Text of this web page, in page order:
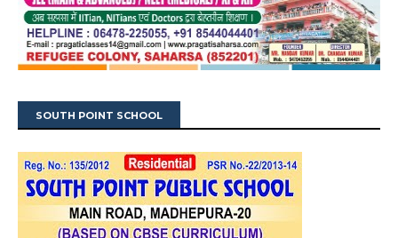
SOUTH POINT SCHOOL